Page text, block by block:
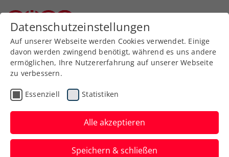
Zurück zur Newsübersicht
Turniere
Krönung in Skopje
gelungen: Schwärzler holt
1. ATP-Challenger-Titel
Datenschutzeinstellungen
Auf unserer Webseite werden Cookies verwendet. Einige
davon werden zwingend benötigt, während es uns andere
ermöglichen, Ihre Nutzererfahrung auf unserer Webseite
zu verbessern.
Essenziell Statistiken
Alle akzeptieren
Speichern & schließen